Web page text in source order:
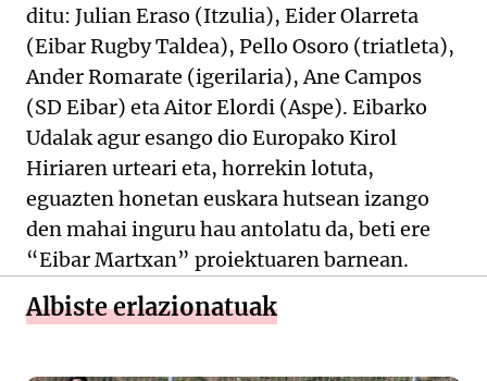
ditu: Julian Eraso (Itzulia), Eider Olarreta
(Eibar Rugby Taldea), Pello Osoro (triatleta),
Ander Romarate (igerilaria), Ane Campos
(SD Eibar) eta Aitor Elordi (Aspe). Eibarko
Udalak agur esango dio Europako Kirol
Hiriaren urteari eta, horrekin lotuta,
eguazten honetan euskara hutsean izango
den mahai inguru hau antolatu da, beti ere
“Eibar Martxan” proiektuaren barnean.
Albiste erlazionatuak